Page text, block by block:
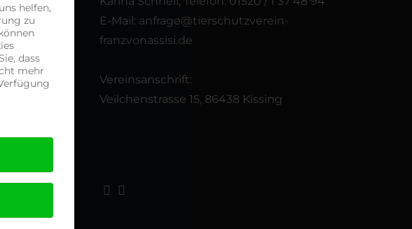
E-Mail: anfrage@tierschutzverein-
franzvonassisi.de
Vereinsanschrift:
Veilchenstrasse 15, 86438 Kissing
helfen,
zu
dass
mehr